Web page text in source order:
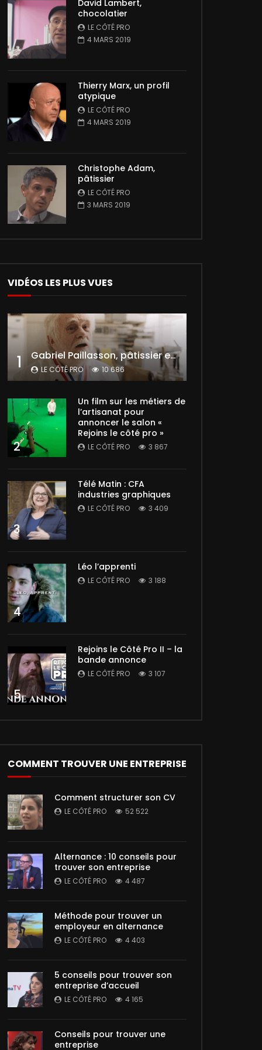
David Lambert,
chocolatier
LE CÔTÉ PRO
4 MARS 2019
Thierry Marx, un profil
atypique
LE CÔTÉ PRO
4 MARS 2019
Christophe Adam,
pâtissier
LE CÔTÉ PRO
3 MARS 2019
VIDÉOS LES PLUS VUES
1 Gabriel Paillasson, pâtissier et glacier
LE CÔTÉ PRO 10 686
2
Un film sur les métiers de
l’artisanat pour
annoncer le salon «
Rejoins le côté pro »
LE CÔTÉ PRO 3 867
3
Télé Matin : CFA
industries graphiques
LE CÔTÉ PRO 3 409
4
Léo l’apprenti
LE CÔTÉ PRO 3 188
5
Rejoins le Côté Pro II – la
bande annonce
LE CÔTÉ PRO 3 107
COMMENT TROUVER UNE ENTREPRISE
Comment structurer son CV
LE CÔTÉ PRO 52 522
Alternance : 10 conseils pour
trouver son entreprise
LE CÔTÉ PRO 4 487
Méthode pour trouver un
employeur en alternance
LE CÔTÉ PRO 4 403
5 conseils pour trouver son
entreprise d’accueil
LE CÔTÉ PRO 4 165
Conseils pour trouver une
entreprise